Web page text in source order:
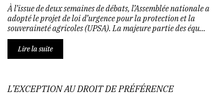
À l’issue de deux semaines de débats, l’Assemblée nationale a
adopté le projet de loi d’urgence pour la protection et la
souveraineté agricoles (UPSA). La majeure partie des équ...
Lire la suite
L’EXCEPTION AU DROIT DE PRÉFÉRENCE